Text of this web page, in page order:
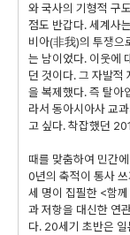
와 국사의 기형적 구
점도 반갑다. 세계사
비아(非我)의 투쟁으
는 남이었다. 이웃에
던 것이다. 그 자발적
을 복제했다. 즉 탈아
라서 동아시아사 교
고 싶다. 착잡했던
때를 맞춤하여 민간
0년의 축적이 통사
세 명이 집필한 <함
과 저항을 대신한 연
다. 20세기 초반은